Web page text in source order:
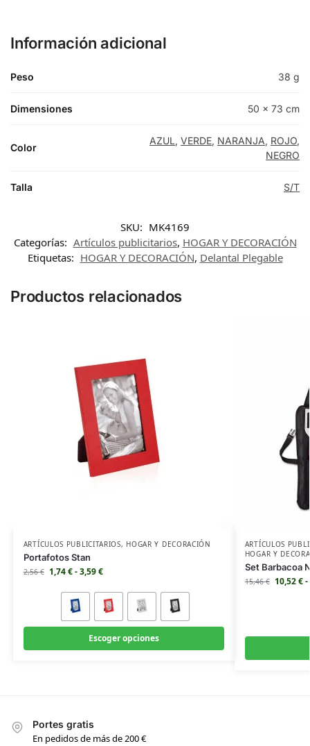
Información adicional
Peso 38 g
Dimensiones 50 × 73 cm
Color
AZUL, VERDE, NARANJA, ROJO,
NEGRO
Talla S/T
SKU: MK4169
Categorías: Artículos publicitarios, HOGAR Y DECORACIÓN
Etiquetas: HOGAR Y DECORACIÓN, Delantal Plegable
Productos relacionados
ARTÍCULOS PUBLICITARIOS, HOGAR Y DECORACIÓN
Portafotos Stan
2,56€ 1,74€-3,59€
Escoger opciones
ARTÍCULOS
HOGAR Y
Set Barbacoa
15,46€ 10,52€-
Portes gratis
En pedidos de más de 200 €